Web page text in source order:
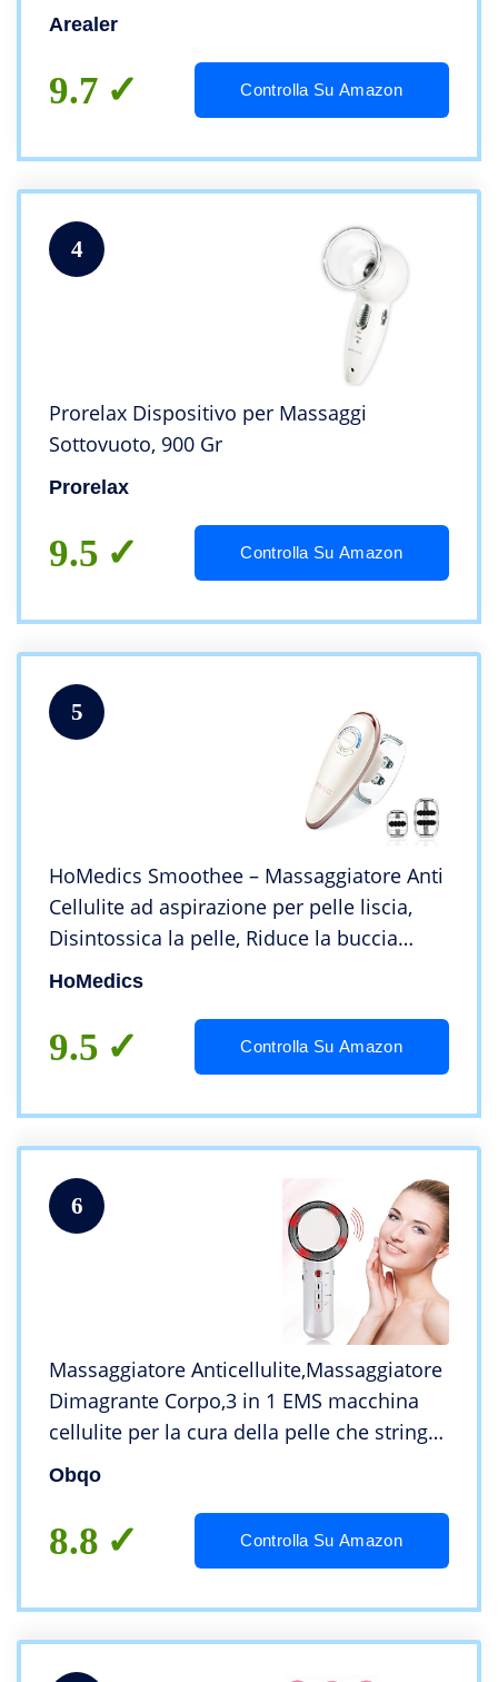
Anticellulite e Allievia lo Stress dei
Arealer
9.7 Controlla Su Amazon
4
Prorelax Dispositivo per Massaggi
Sottovuoto, 900 Gr
Prorelax
9.5 Controlla Su Amazon
5
HoMedics Smoothee – Massaggiatore Anti
Cellulite ad aspirazione per pelle liscia,
Disintossica la pelle, Riduce la buccia
d’arancia, ritenzione di liquidi, Attiva il
HoMedics
9.5 Controlla Su Amazon
6
Massaggiatore Anticellulite,Massaggiatore
Dimagrante Corpo,3 in 1 EMS macchina
cellulite per la cura della pelle che stringe
il viso della gamba del braccio
Obqo
8.8 Controlla Su Amazon